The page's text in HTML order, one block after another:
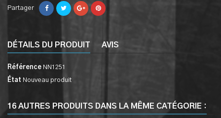
Partager
DÉTAILS DU PRODUIT AVIS
Référence NN1251
État Nouveau produit
16 AUTRES PRODUITS DANS LA MÊME CATÉGORIE :